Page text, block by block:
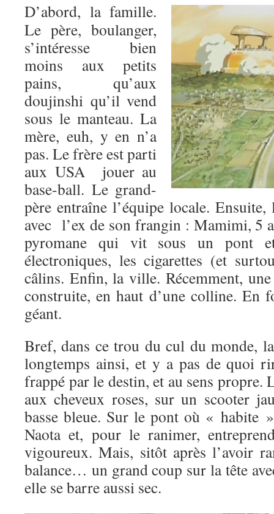
D’abord, la famille.
Le père, boulanger,
s’intéresse bien
moins aux petits
pains, qu’aux
doujinshi qu’il vend
sous le manteau. La
mère, euh, y en n’a
pas. Le frère est parti
aux USA jouer au
base-ball. Le grand-
père entraîne l’équipe locale.
avec l’ex de son frangin : Mamimi, 5
pyromane qui vit sous un pont
électroniques, les cigarettes (et
câlins. Enfin, la ville. Récemment,
construite, en haut d’une colline. En
géant.
Bref, dans ce trou du cul du monde,
longtemps ainsi, et y a pas de quoi
frappé par le destin, et au sens propre.
aux cheveux roses, sur un scooter
basse bleue. Sur le pont où « habite
Naota et, pour le ranimer,
vigoureux. Mais, sitôt après l’avoir
balance… un grand coup sur la tête
elle se barre aussi sec.